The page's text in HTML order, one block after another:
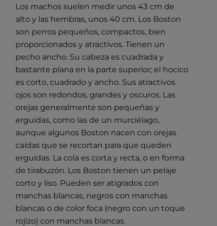
Los machos suelen medir unos 43 cm de
alto y las hembras, unos 40 cm. Los Boston
son perros pequeños, compactos, bien
proporcionados y atractivos. Tienen un
pecho ancho. Su cabeza es cuadrada y
bastante plana en la parte superior; el hocico
es corto, cuadrado y ancho. Sus atractivos
ojos son redondos, grandes y oscuros. Las
orejas generalmente son pequeñas y
erguidas, como las de un murciélago,
aunque algunos Boston nacen con orejas
caídas que se recortan para que queden
erguidas. La cola es corta y recta, o en forma
de tirabuzón. Los Boston tienen un pelaje
corto y liso. Pueden ser atigrados con
manchas blancas, negros con manchas
blancas o de color foca (negro con un toque
rojizo) con manchas blancas.